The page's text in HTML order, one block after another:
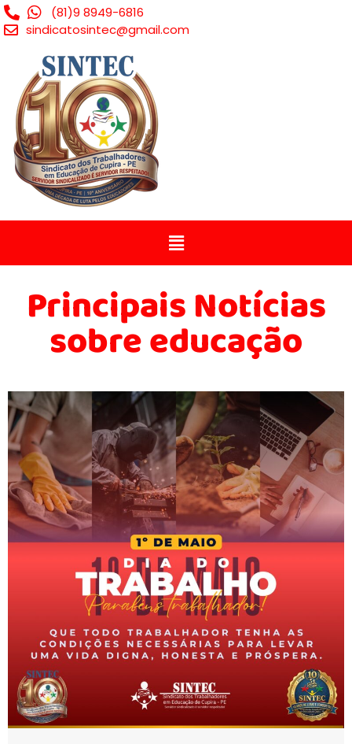
(81)9 8949-6816
sindicatosintec@gmail.com
Principais Notícias
sobre educação